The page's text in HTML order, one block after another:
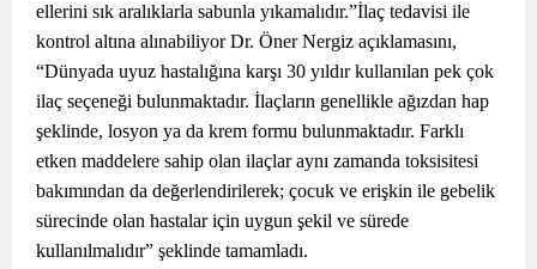
ellerini sık aralıklarla sabunla yıkamalıdır.”İlaç tedavisi ile
kontrol altına alınabiliyor Dr. Öner Nergiz açıklamasını,
“Dünyada uyuz hastalığına karşı 30 yıldır kullanılan pek çok
ilaç seçeneği bulunmaktadır. İlaçların genellikle ağızdan hap
şeklinde, losyon ya da krem formu bulunmaktadır. Farklı
etken maddelere sahip olan ilaçlar aynı zamanda toksisitesi
bakımından da değerlendirilerek; çocuk ve erişkin ile gebelik
sürecinde olan hastalar için uygun şekil ve sürede
kullanılmalıdır” şeklinde tamamladı.